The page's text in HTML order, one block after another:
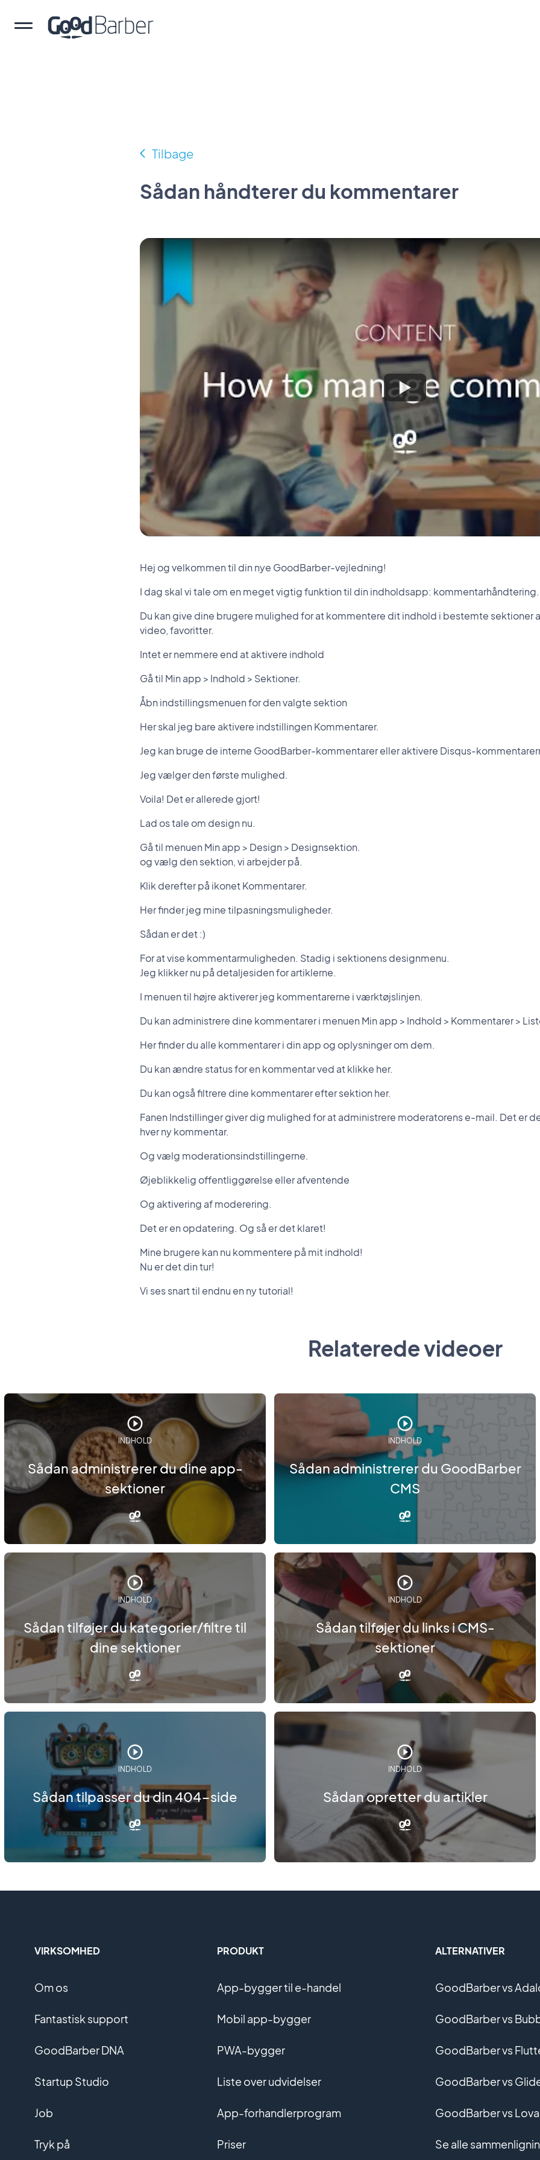
Tilbage
Sådan håndterer du kommentarer
Hej og velkommen til din nye GoodBarber-vejledning!
I dag skal vi tale om en meget vigtig funktion til din indholdsapp: kommentarhåndtering.
Du kan give dine brugere mulighed for at kommentere dit indhold i bestemte sektioner
video, favoritter.
Intet er nemmere end at aktivere indhold
Gå til Min app > Indhold > Sektioner.
Åbn indstillingsmenuen for den valgte sektion
Her skal jeg bare aktivere indstillingen Kommentarer.
Jeg kan bruge de interne GoodBarber-kommentarer eller aktivere Disqus-
Jeg vælger den første mulighed.
Voila! Det er allerede gjort!
Lad os tale om design nu.
Gå til menuen Min app > Design > Designsektion.
og vælg den sektion, vi arbejder på.
Klik derefter på ikonet Kommentarer.
Her finder jeg mine tilpasningsmuligheder.
Sådan er det :)
For at vise kommentarmuligheden. Stadig i sektionens designmenu.
Jeg klikker nu på detaljesiden for artiklerne.
I menuen til højre aktiverer jeg kommentarerne i værktøjslinjen.
Du kan administrere dine kommentarer i menuen Min app > Indhold > Kommentarer >
Her finder du alle kommentarer i din app og oplysninger om dem.
Du kan ændre status for en kommentar ved at klikke her.
Du kan også filtrere dine kommentarer efter sektion her.
Fanen Indstillinger giver dig mulighed for at administrere moderatorens e-mail. Det er
hver ny kommentar.
Og vælg moderationsindstillingerne.
Øjeblikkelig offentliggørelse eller afventende
Og aktivering af moderering.
Det er en opdatering. Og så er det klaret!
Mine brugere kan nu kommentere på mit indhold!
Nu er det din tur!
Vi ses snart til endnu en ny tutorial!
Relaterede videoer
INDHOLD
Sådan administrerer du dine app-
sektioner
INDHOLD
Sådan administrerer du GoodBarber
CMS
INDHOLD
Sådan tilføjer du kategorier/filtre til
dine sektioner
INDHOLD
Sådan tilføjer du links i CMS-
sektioner
INDHOLD
Sådan tilpasser du din 404-side
INDHOLD
Sådan opretter du artikler
VIRKSOMHED
Om os
Fantastisk support
GoodBarber DNA
Startup Studio
Job
Tryk på
PRODUKT
App-bygger til e-handel
Mobil app-bygger
PWA-bygger
Liste over udvidelser
App-forhandlerprogram
Priser
ALTERNATIVER
GoodBarber vs
GoodBarber vs
GoodBarber vs
GoodBarber vs
GoodBarber vs
Se alle